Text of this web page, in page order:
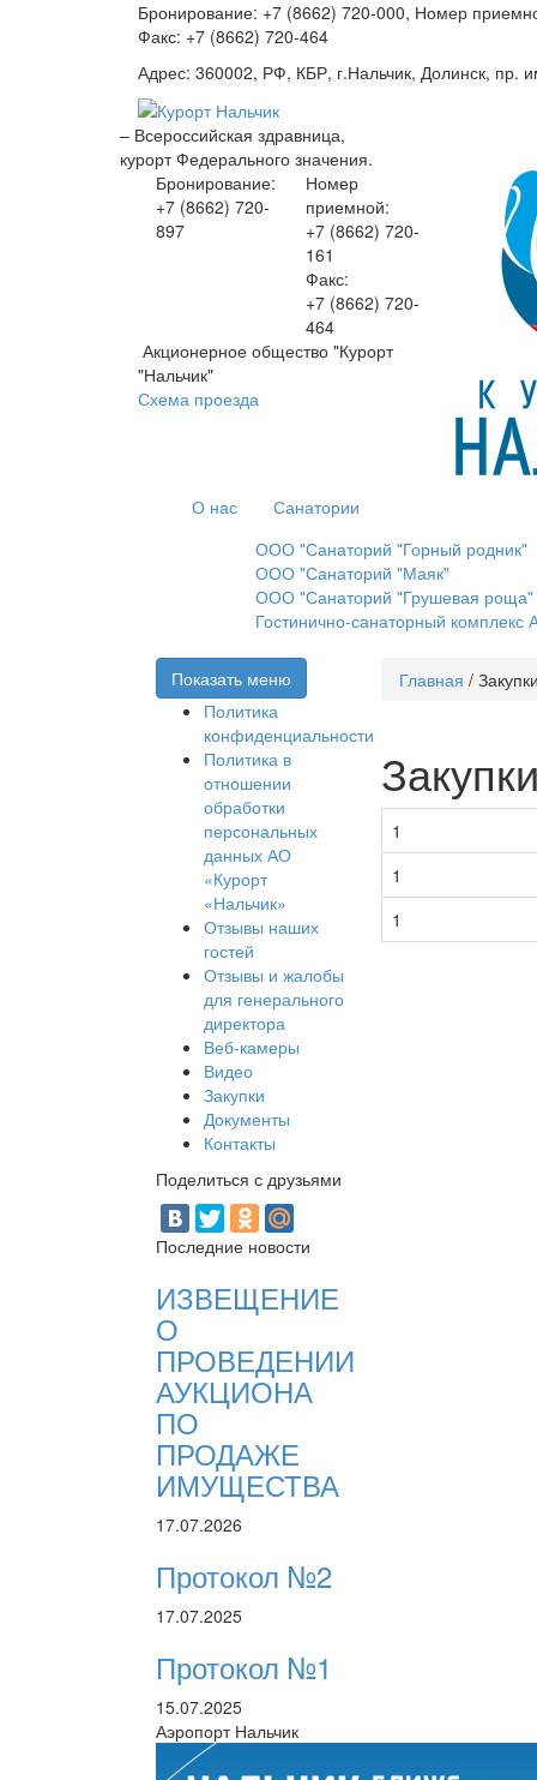
Бронирование: +7 (8662) 720-000, Номер
Факс: +7 (8662) 720-464
Адрес: 360002, РФ, КБР, г.Нальчик, Долинск, пр.
– Всероссийская здравница,
курорт Федерального значения.
Бронирование:
+7 (8662) 720-
897
Номер
приемной:
+7 (8662) 720-
161
Факс:
+7 (8662) 720-
464
Акционерное общество "Курорт
"Нальчик"
Схема проезда
О нас
Санатории
ООО "Санаторий "Горный родник"
ООО "Санаторий "Маяк"
ООО "Санаторий "Грушевая роща"
Гостинично-санаторный комплекс
Показать меню
Политика
конфиденциальности
Политика в
отношении
обработки
персональных
данных АО
«Курорт
«Нальчик»
Отзывы наших
гостей
Отзывы и жалобы
для генерального
директора
Веб-камеры
Видео
Закупки
Документы
Контакты
Поделиться с друзьями
Последние новости
ИЗВЕЩЕНИЕ
О
ПРОВЕДЕНИИ
АУКЦИОНА
ПО
ПРОДАЖЕ
ИМУЩЕСТВА
17.07.2026
Протокол №2
17.07.2025
Протокол №1
15.07.2025
Аэропорт Нальчик
Главная /
1
1
1